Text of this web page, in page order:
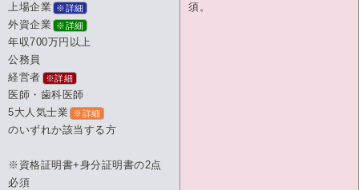
上場企業 ※詳細
外資企業 ※詳細
年収700万円以上
公務員
経営者
※詳細
医師・歯科医師
5大人気士業
※詳細
のいずれか該当する方
※資格証明書+身分証明書の2点
必須
須。